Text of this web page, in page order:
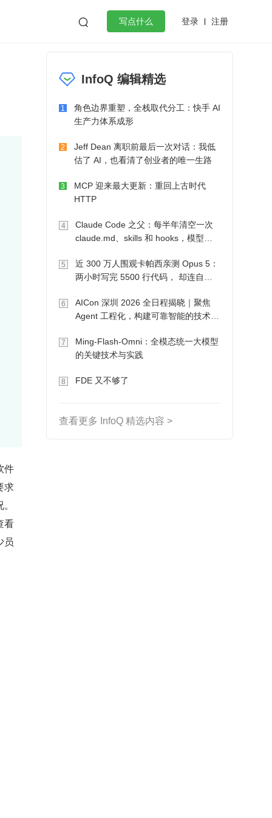
 写点什么 登录 注册
微服务架构 flutter
件
求
看
员
InfoQ 编辑精选
1
角色边界重塑，全栈取代分工：快手 AI
生产力体系成形
2
Jeff Dean 离职前最后一次对话：我低
估了 AI，也看清了创业者的唯一生路
3
MCP 迎来最大更新：重回上古时代
HTTP
4
Claude Code 之父：每半年清空一次
claude.md、skills 和 hooks，模型自
5
近 300 万人围观卡帕西亲测 Opus 5：
两小时写完 5500 行代码， 却连自己
6
AICon 深圳 2026 全日程揭晓｜聚焦
Agent 工程化，构建可靠智能的技术路
7
Ming-Flash-Omni：全模态统一大模型
的关键技术与实践
8 FDE 又不够了
查看更多 InfoQ 精选内容 >